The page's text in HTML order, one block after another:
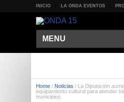
INICIO LA ONDA EVENTOS
MENU
Home / Noticias / La Diputación
equipamiento cultural para atender
municipios